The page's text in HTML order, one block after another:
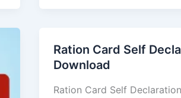
Ration Card Self
Download
Ration Card Self